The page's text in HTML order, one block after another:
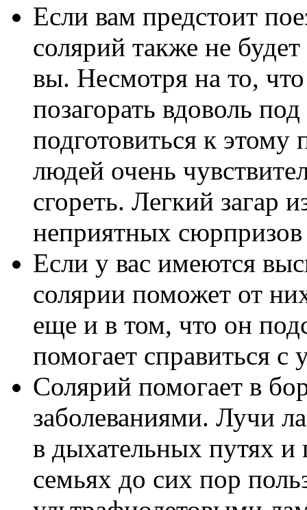
Если вам предстоит
солярий также не
вы. Несмотря на то,
позагорать вдоволь
подготовиться к
людей очень
сгореть. Легкий загар
неприятных сюрпризов
Если у вас имеются
солярии поможет от
еще и в том, что он
помогает справиться с
Солярий помогает в
заболеваниями. Лучи
в дыхательных путях и
семьях до сих пор